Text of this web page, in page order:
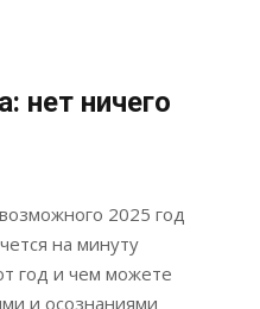
нет ничего
2025 год
на минуту
год и чем можете
и осознаниями